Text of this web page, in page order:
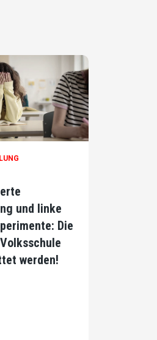
und linke
Die
werden!